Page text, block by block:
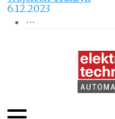
6.12.2023